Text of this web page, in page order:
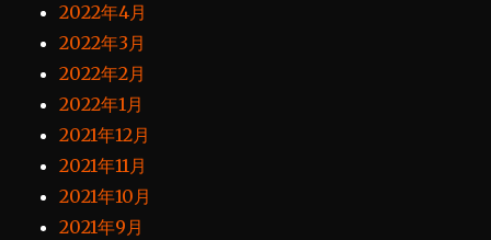
2022年4月
2022年3月
2022年2月
2022年1月
2021年12月
2021年11月
2021年10月
2021年9月